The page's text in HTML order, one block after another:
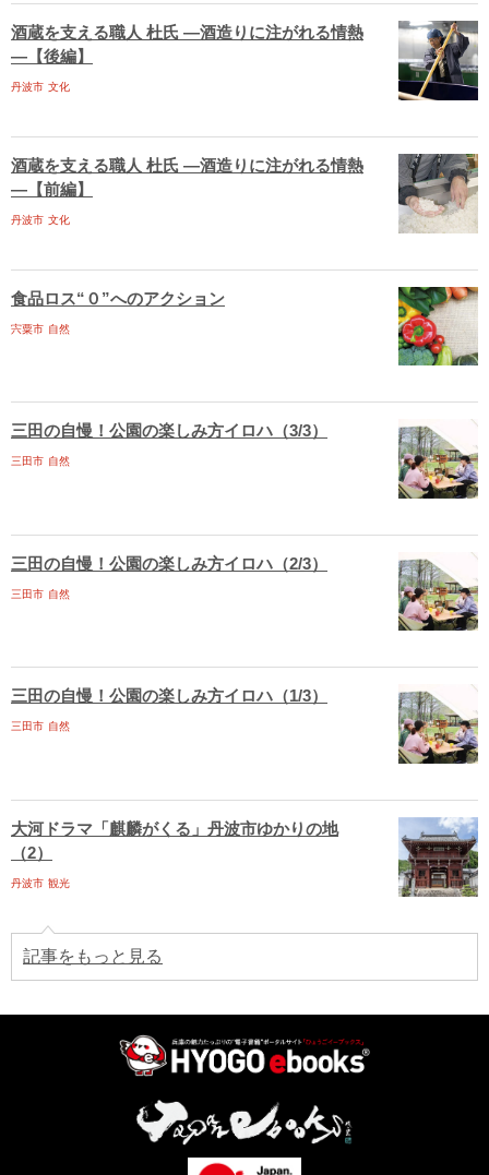
酒蔵を支える職人 杜氏 ―酒造りに注がれる情熱
―【後編】
丹波市 文化
酒蔵を支える職人 杜氏 ―酒造りに注がれる情熱
―【前編】
丹波市 文化
食品ロス“０”へのアクション
宍粟市 自然
三田の自慢！公園の楽しみ方イロハ（3/3）
三田市 自然
三田の自慢！公園の楽しみ方イロハ（2/3）
三田市 自然
三田の自慢！公園の楽しみ方イロハ（1/3）
三田市 自然
大河ドラマ「麒麟がくる」丹波市ゆかりの地
（2）
丹波市 観光
記事をもっと見る